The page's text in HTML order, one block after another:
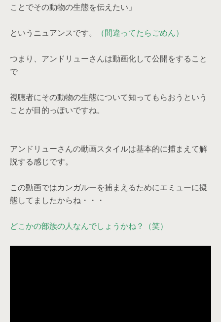
ことでその動物の生態を伝えたい」
というニュアンスです。 （間違ってたらごめん）
つまり、アンドリューさんは動画化して公開をすること
で
視聴者にその動物の生態について知ってもらおうという
ことが目的っぽいですね。
アンドリューさんの動画スタイルは基本的に捕まえて解
説する感じです。
この動画ではカンガルーを捕まえるためにエミューに擬
態してましたからね・・・
どこかの部族の人なんでしょうかね？（笑）